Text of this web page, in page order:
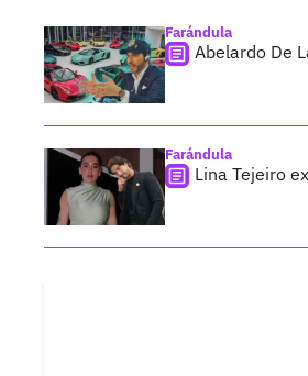
Farándula
Abelardo De
Farándula
Lina Tejeiro